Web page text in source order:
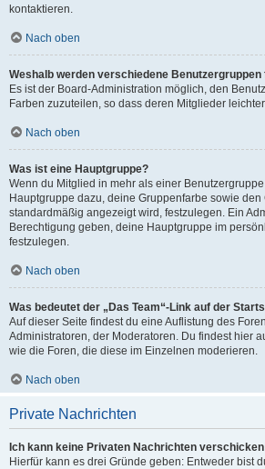
kontaktieren.
Nach oben
Weshalb werden verschiedene
Es ist der Board-Administration möglich, den
Farben zuzuteilen, so dass deren Mitglieder
Nach oben
Was ist eine Hauptgruppe?
Wenn du Mitglied in mehr als einer
Hauptgruppe dazu, deine Gruppenfarbe sowie
standardmäßig angezeigt wird, festzulegen. Ein
Berechtigung geben, deine Hauptgruppe im
festzulegen.
Nach oben
Was bedeutet der „Das Team“-Link auf der
Auf dieser Seite findest du eine Auflistung des
Administratoren, der Moderatoren. Du findest hier
wie die Foren, die diese im Einzelnen moderieren.
Nach oben
Private Nachrichten
Ich kann keine Privaten Nachrichten
Hierfür kann es drei Gründe geben: Entweder bist